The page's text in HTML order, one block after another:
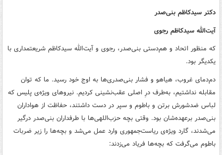
دکتر سیدکاظم بنی‌صدر
آیت‌الله سیدکاظم رجوی
که منظور اتحاد و هم‌دستی بنی‌صدر، رجوی و آیت‌الله سیدکاظم شریعتمداری با
یکدیگر بود.
دم‌دمای غروب، هیاهو و فشار بنی‌صدری‌ها به اوج خود رسید. ما که توان
مقابله نداشتیم، به‌طرف درِ اصلی عقب‌نشینی کردیم. نیروهای ویژه‌ی پلیس که
لباس ضدشورش برتن و باطوم و سپر در دست داشتند، حفاظت از هواداران
بنی‌صدر برعهده‌شان بود. وقتی بچه حزب‌اللهی‌ها با طرفداران بنی‌صدر درگیر
می‌شدند، گارد ویژه‌ی ریاست‌جمهوری وارد عمل می‌شد و بچه‌ها را زیر ضربات
باطوم می‌گرفت که بچه‌ها فریاد می‌زدند: